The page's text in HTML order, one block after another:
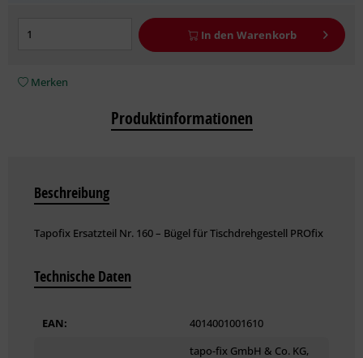
In den Warenkorb
Merken
Produktinformationen
Beschreibung
Tapofix Ersatzteil Nr. 160 – Bügel für Tischdrehgestell PROfix
Technische Daten
EAN: 4014001001610
tapo-fix GmbH & Co. KG,